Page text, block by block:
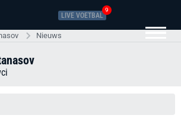
LIVE VOETBAL
9
Nieuws